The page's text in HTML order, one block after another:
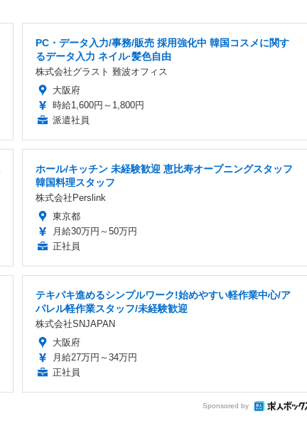
PC・データ入力/事務/販売 採用強化中 韓国コスメに関す
るデータ入力 ネイル·髪色自由
株式会社グラスト 難波オフィス
大阪府
時給1,600円～1,800円
派遣社員
ホール/キッチン 未経験歓迎 恵比寿オープニングスタッフ
韓国料理スタッフ
株式会社Perslink
東京都
月給30万円～50万円
正社員
テキパキ進めるシンプルワーク!始めやすい軽作業中心/ア
パレル軽作業スタッフ/未経験歓迎
株式会社SNJAPAN
大阪府
月給27万円～34万円
正社員
Sponsored by